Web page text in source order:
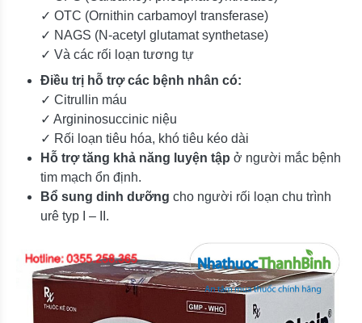
✓ OTC (Ornithin carbamoyl transferase)
✓ NAGS (N-acetyl glutamat synthetase)
✓ Và các rối loạn tương tự
Điều trị hỗ trợ các bệnh nhân có:
✓ Citrullin máu
✓ Argininosuccinic niệu
✓ Rối loạn tiêu hóa, khó tiêu kéo dài
Hỗ trợ tăng khả năng luyện tập ở người mắc bệnh
tim mạch ổn định.
Bổ sung dinh dưỡng cho người rối loạn chu trình
urê typ I – II.